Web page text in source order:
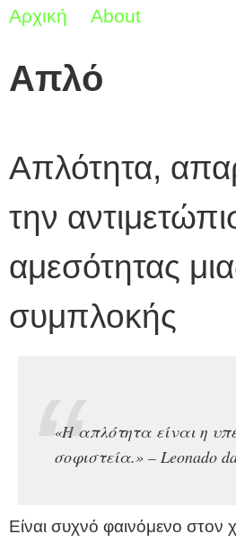
Αρχική About
Απλό
Απλότητα,
την
αμεσότητας
συμπλοκής
«Η απλότητα είναι η
σοφιστεία.» – Leonado
Είναι συχνό φαινόμενο